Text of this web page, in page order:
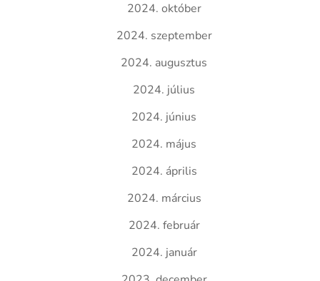
2024. október
2024. szeptember
2024. augusztus
2024. július
2024. június
2024. május
2024. április
2024. március
2024. február
2024. január